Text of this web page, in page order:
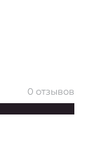
0 отзывов